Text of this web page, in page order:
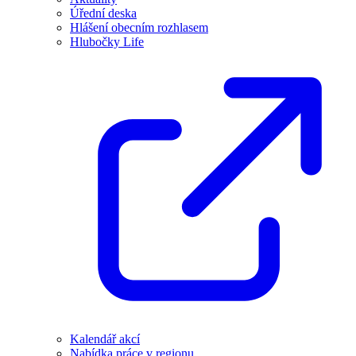
Úřední deska
Hlášení obecním rozhlasem
Hlubočky Life
Kalendář akcí